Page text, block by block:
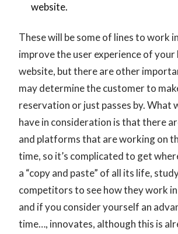
website.
These will be some of lines to work
improve the user experience of your
website, but there are other
may determine the customer to
reservation or just passes by. What
have in consideration is that there
and platforms that are working on
time, so it’s complicated to get
a “copy and paste” of all its life,
competitors to see how they work
and if you consider yourself an
time…, innovates, although this is